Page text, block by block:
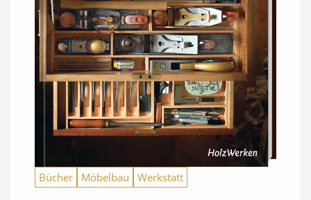
Bücher Möbelbau Werkstatt